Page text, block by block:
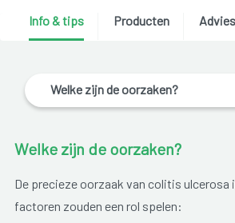
Info & tips Producten
Welke zijn de oorzaken?
Welke zijn de oorzaken?
De precieze oorzaak van colitis ulcerosa
factoren zouden een rol spelen: